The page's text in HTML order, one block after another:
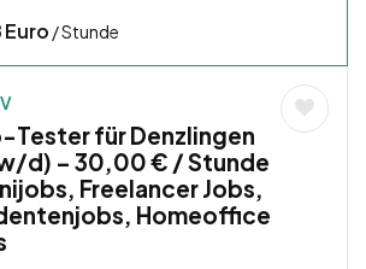
Euro / Stunde
Tester für Denzlingen
d) – 30,00 € / Stunde
Freelancer Jobs,
Homeoffice